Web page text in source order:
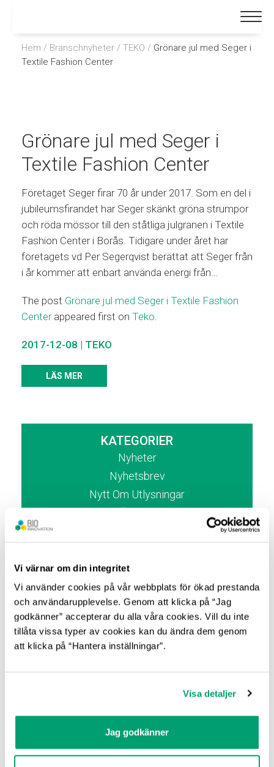
Vi värnar om din integritet
Vi använder cookies på vår webbplats för ökad prestanda
och användarupplevelse. Genom att klicka på “Jag
godkänner” accepterar du alla våra cookies. Vill du inte
tillåta vissa typer av cookies kan du ändra dem genom
att klicka på “Hantera inställningar”.
Visa detaljer
Jag godkänner
Hem / Branschnyheter / TEKO / Grönare jul med Seger i
Textile Fashion Center
Grönare jul med Seger i
Textile Fashion Center
Företaget Seger firar 70 år under 2017. Som en del i
jubileumsfirandet har Seger skänkt gröna strumpor
och röda mössor till den ståtliga julgranen i Textile
Fashion Center i Borås. Tidigare under året har
företagets vd Per Segerqvist berättat att Seger från
i år kommer att enbart använda energi från…
The post Grönare jul med Seger i Textile Fashion
Centerappeared first on Teko.
2017-12-08 | TEKO
LÄS MER
KATEGORIER
Nyheter
Nyhetsbrev
Nytt Om Utlysningar
ARKIV